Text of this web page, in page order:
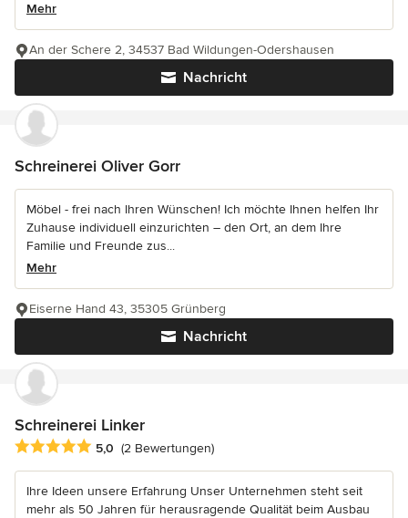
Mehr
Nachricht
An der Schere 2, 34537 Bad Wildungen-Odershausen
Schreinerei Oliver Gorr
Möbel - frei nach Ihren Wünschen! Ich möchte Ihnen helfen Ihr
Zuhause individuell einzurichten – den Ort, an dem Ihre
Familie und Freunde zus...
Mehr
Nachricht
Eiserne Hand 43, 35305 Grünberg
Schreinerei Linker
Durchschnittliche Bewertung: 5 von 5 Sternen
5,0 (2 Bewertungen)
Ihre Ideen unsere Erfahrung Unser Unternehmen steht seit
mehr als 50 Jahren für herausragende Qualität beim Ausbau